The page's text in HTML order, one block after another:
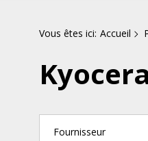
Vous êtes ici: Accueil
Fournisseur